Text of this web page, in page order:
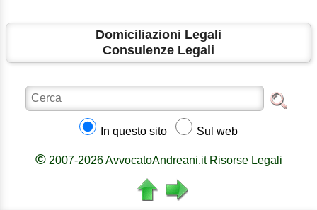
Domiciliazioni Legali
Consulenze Legali
In questo sito Sul web
©2007-2026 AvvocatoAndreani.it Risorse Legali